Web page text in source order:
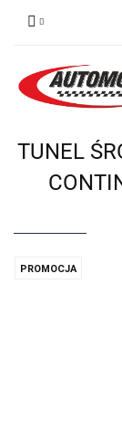
TUNEL
PROMOCJA